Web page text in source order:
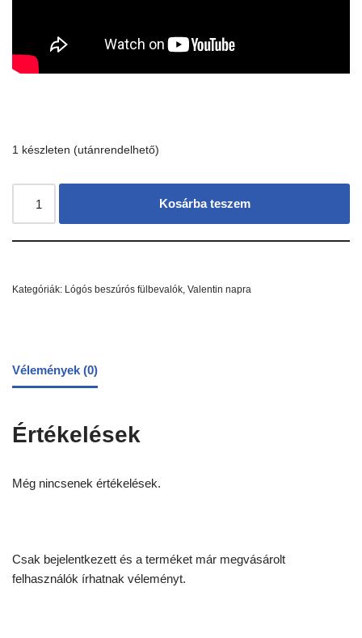
1 készleten (utánrendelhető)
Kosárba teszem
Kategóriák: Lógós beszúrós fülbevalók, Valentin napra
Vélemények (0)
Értékelések
Még nincsenek értékelések.
Csak bejelentkezett és a terméket már megvásárolt
felhasználók írhatnak véleményt.